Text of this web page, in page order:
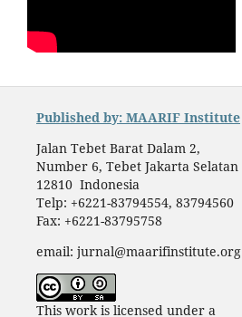
Published by: MAARIF Institute
Jalan Tebet Barat Dalam 2,
Number 6, Tebet Jakarta Selatan
12810 Indonesia
Telp: +6221-83794554, 83794560
Fax: +6221-83795758
email: jurnal@maarifinstitute.org
This work is licensed under a